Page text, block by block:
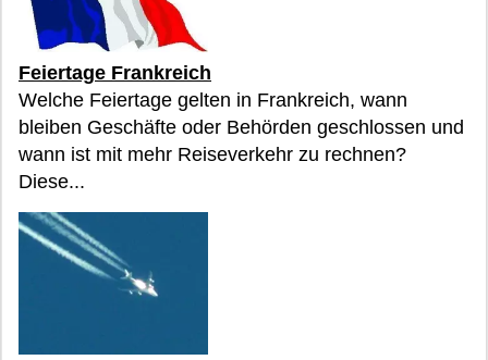
Feiertage Frankreich
Welche Feiertage gelten in Frankreich, wann
bleiben Geschäfte oder Behörden geschlossen und
wann ist mit mehr Reiseverkehr zu rechnen?
Diese...